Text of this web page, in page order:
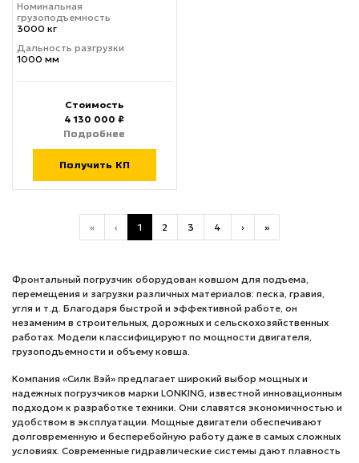
Номинальная
грузоподъемность
3000 кг
Дальность разгрузки
1000 мм
Стоимость
4 130 000 ₽
Подробнее
Получить КП
« ‹ 1 2 3 4 › »
Фронтальный погрузчик оборудован ковшом для подъема,
перемещения и загрузки различных материалов: песка, гравия,
угля и т.д. Благодаря быстрой и эффективной работе, он
незаменим в строительных, дорожных и сельскохозяйственных
работах. Модели классифицируют по мощности двигателя,
грузоподъемности и объему ковша.
Компания «Силк Вэй» предлагает широкий выбор мощных и
надежных погрузчиков марки LONKING, известной инновационным
подходом к разработке техники. Они славятся экономичностью и
удобством в эксплуатации. Мощные двигатели обеспечивают
долговременную и бесперебойную работу даже в самых сложных
условиях. Современные гидравлические системы дают плавность